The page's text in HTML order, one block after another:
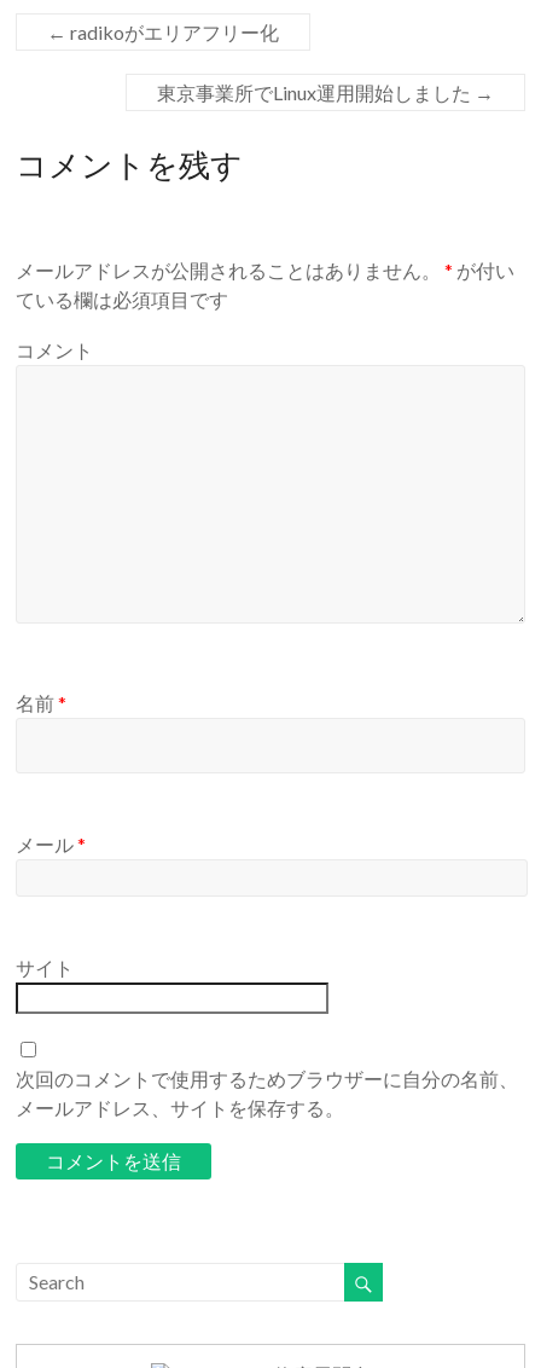
← radikoがエリアフリー化
東京事業所でLinux運用開始しました →
コメントを残す
メールアドレスが公開されることはありません。 * が付い
ている欄は必須項目です
コメント
名前*
メール*
サイト
次回のコメントで使用するためブラウザーに自分の名前、
メールアドレス、サイトを保存する。